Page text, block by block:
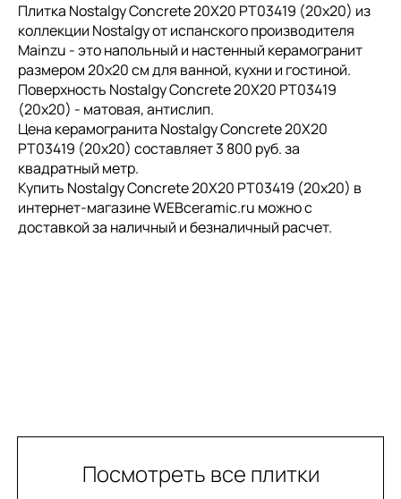
Плитка Nostalgy Concrete 20X20 PT03419 (20x20) из
коллекции Nostalgy от испанского производителя
Mainzu - это напольный и настенный керамогранит
размером 20x20 см для ванной, кухни и гостиной.
Поверхность Nostalgy Concrete 20X20 PT03419
(20x20) - матовая, антислип.
Цена керамогранита Nostalgy Concrete 20X20
PT03419 (20x20) составляет 3 800 руб. за
квадратный метр.
Купить Nostalgy Concrete 20X20 PT03419 (20x20) в
интернет-магазине WEBceramic.ru можно с
доставкой за наличный и безналичный расчет.
Посмотреть все плитки